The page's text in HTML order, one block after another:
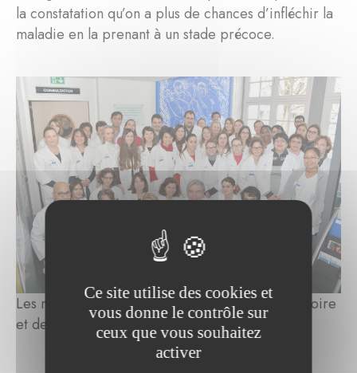
la constatation qu’on a plus de chances d’infléchir la
maladie en la prenant à un stade précoce.
Les membres de l'équipe de l'Institut de la mémoire
et de la maladie d'Alzheimer
Ce site utilise des cookies et
vous donne le contrôle sur
ceux que vous souhaitez
activer